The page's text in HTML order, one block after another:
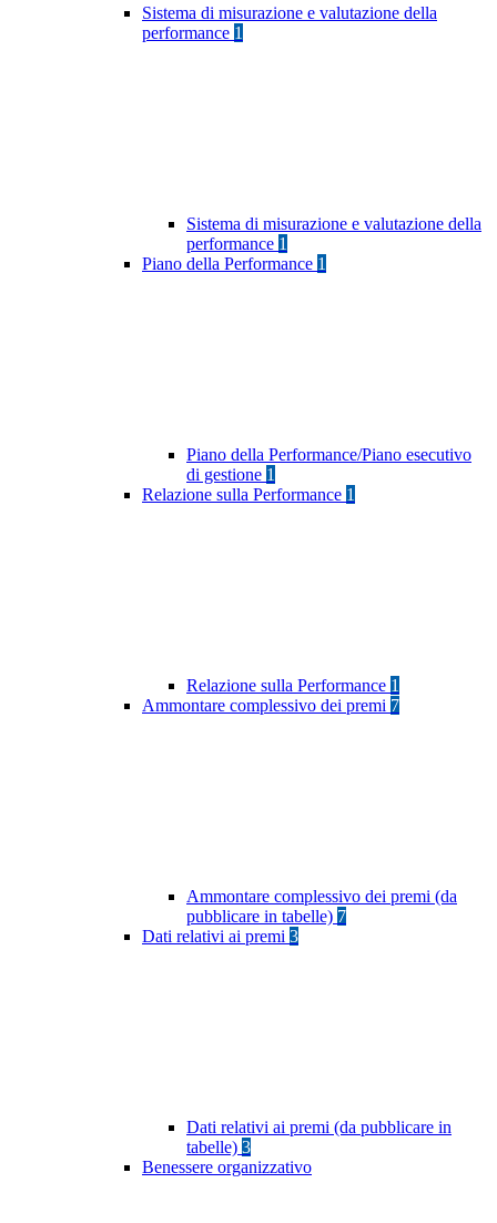
Sistema di misurazione e valutazione della
performance 1
Sistema di misurazione e valutazione della
performance 1
Piano della Performance 1
Piano della Performance/Piano esecutivo
di gestione 1
Relazione sulla Performance 1
Relazione sulla Performance 1
Ammontare complessivo dei premi 7
Ammontare complessivo dei premi (da
pubblicare in tabelle) 7
Dati relativi ai premi 3
Dati relativi ai premi (da pubblicare in
tabelle) 3
Benessere organizzativo